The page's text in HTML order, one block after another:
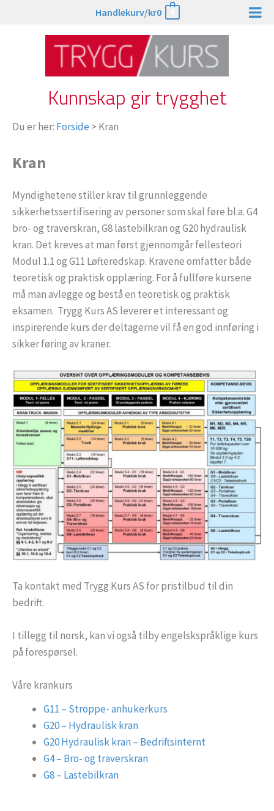
Handlekurv/kr0
Kunnskap gir trygghet
Du er her: Forside >Kran
Kran
Myndighetene stiller krav til grunnleggende
sikkerhetssertifisering av personer som skal føre bl.a. G4
bro- og traverskran, G8 lastebilkran og G20 hydraulisk
kran. Det kreves at man først gjennomgår fellesteori
Modul 1.1 og G11 Løfteredskap. Kravene omfatter både
teoretisk og praktisk opplæring. For å fullføre kursene
må man avlegge og bestå en teoretisk og praktisk
eksamen. Trygg Kurs AS leverer et interessant og
inspirerende kurs der deltagerne vil få en god innføring i
sikker føring av kraner.
Ta kontakt med Trygg Kurs AS for pristilbud til din
bedrift.
I tillegg til norsk, kan vi også tilby engelskspråklige kurs
på forespørsel.
Våre krankurs
G11 – Stroppe- anhukerkurs
G20 – Hydraulisk kran
G20 Hydraulisk kran – Bedriftsinternt
G4 – Bro- og traverskran
G8 – Lastebilkran